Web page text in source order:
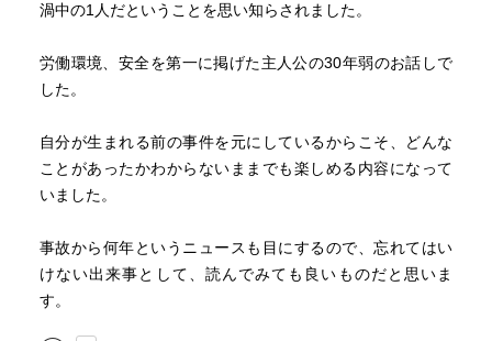
った。良い出会いを引き寄せるためには自分を磨くのが1番
の近道なのかもな、、と。恩地や国見、志方、他魅力的な
とこの歳になって気付かされたのでありました。
渦中の1人だということを思い知らされました。
労働環境、安全を第一に掲げた主人公の30年弱のお話しで
した。
自分が生まれる前の事件を元にしているからこそ、どんな
ことがあったかわからないままでも楽しめる内容になって
いました。
事故から何年というニュースも目にするので、忘れてはい
けない出来事として、読んでみても良いものだと思いま
す。